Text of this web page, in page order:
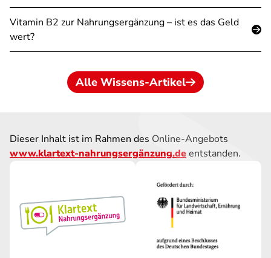
Vitamin B2 zur Nahrungsergänzung – ist es das Geld
wert?
Alle Wissens-Artikel
Dieser Inhalt ist im Rahmen des Online-Angebots
www.klartext-nahrungsergänzung.deentstanden.